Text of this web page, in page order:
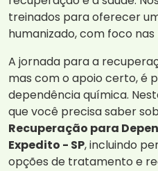
treinados para oferecer
humanizado, com foco nas
A jornada para a
mas com o apoio certo, é
dependência química.
que você precisa saber
Recuperação para
Expedito - SP, incluindo
opções de tratamento e